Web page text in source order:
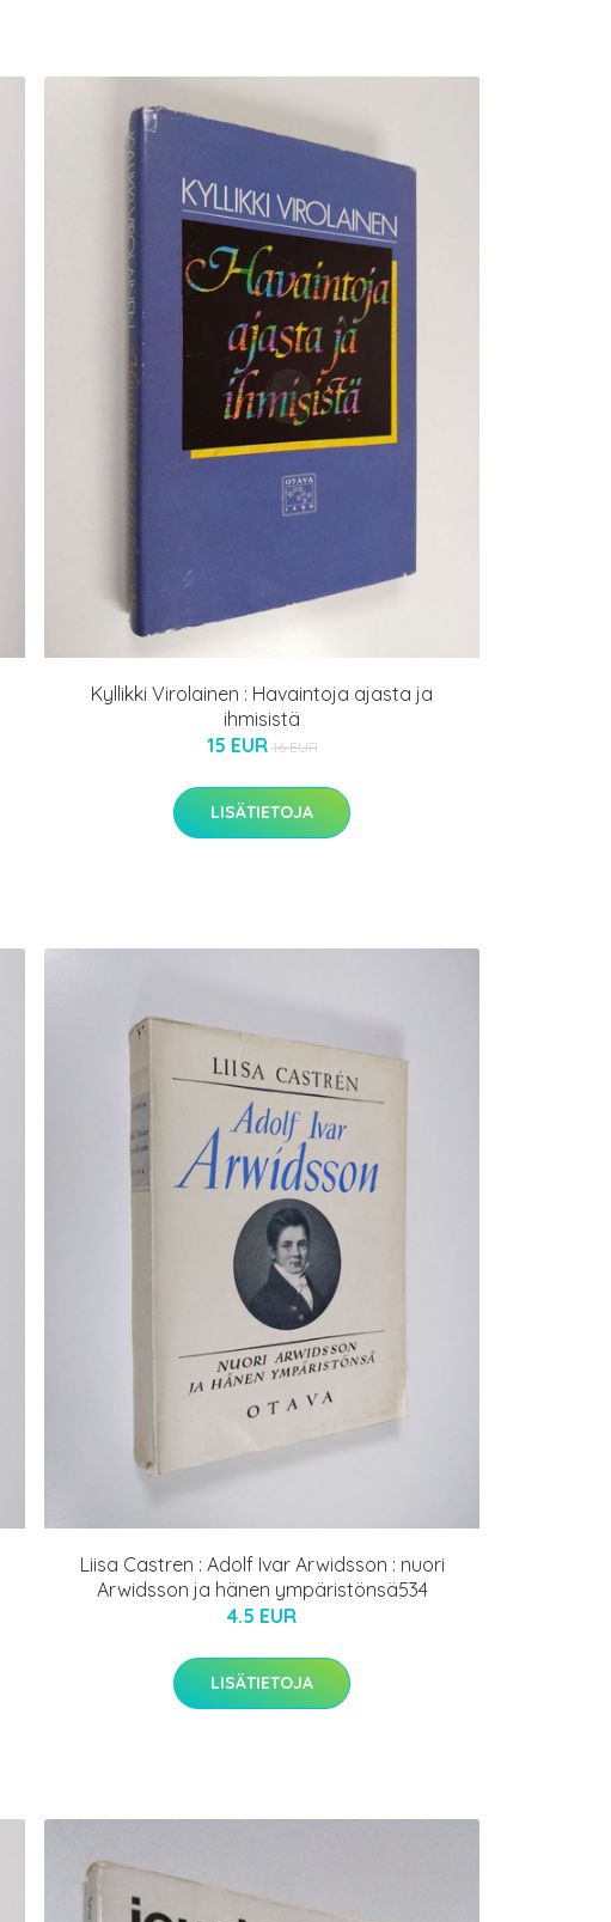
Kyllikki Virolainen : Havaintoja ajasta ja
ihmisistä
15 EUR 16 EUR
LISÄTIETOJA
Liisa Castren : Adolf Ivar Arwidsson : nuori
Arwidsson ja hänen ympäristönsä534
4.5 EUR
LISÄTIETOJA